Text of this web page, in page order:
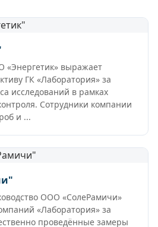
выражает
ГК «Лаборатория» за
исследований в рамках
Сотрудники компании
и ...
ООО «СолеРамичи»
«Лаборатория» за
проведённые замеры